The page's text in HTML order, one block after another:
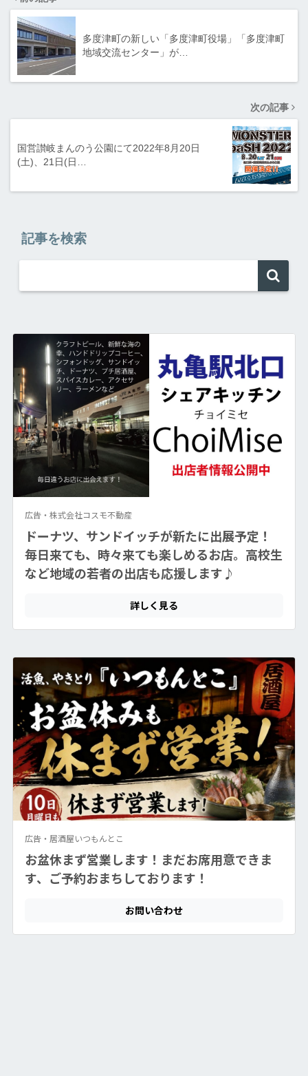
多度津町の新しい「多度津町役場」「多度津町
地域交流センター」が…
次の記事
国営讃岐まんのう公園にて2022年8月20日
(土)、21日(日…
記事を検索